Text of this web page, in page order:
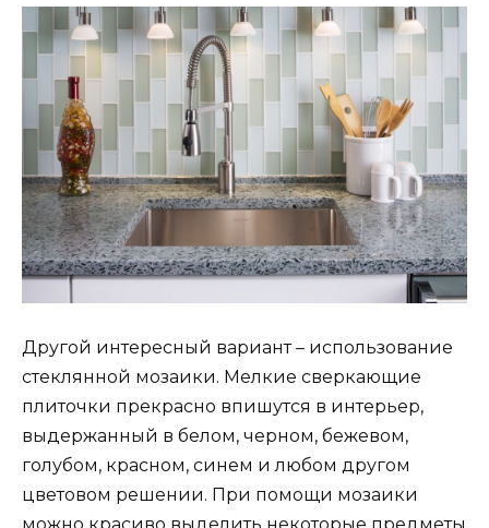
Другой интересный вариант – использование
стеклянной мозаики. Мелкие сверкающие
плиточки прекрасно впишутся в интерьер,
выдержанный в белом, черном, бежевом,
голубом, красном, синем и любом другом
цветовом решении. При помощи мозаики